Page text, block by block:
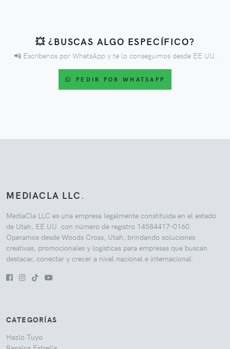
💥 ¿BUSCAS ALGO ESPECÍFICO?
📲 Escríbenos por WhatsApp y te lo conseguimos desde EE.UU.
PEDIR POR WHATSAPP
MEDIACLA LLC.
MediaCla LLC es una empresa legalmente constituida en el estado
de Utah, EE.UU. con número de registro 14584417-0160.
Operamos desde Woods Cross, Utah, brindando soluciones
creativas, promocionales y logísticas para empresas que buscan
destacar, conectar y crecer a nivel nacional e internacional.
CATEGORÍAS
Hazlo Tuyo